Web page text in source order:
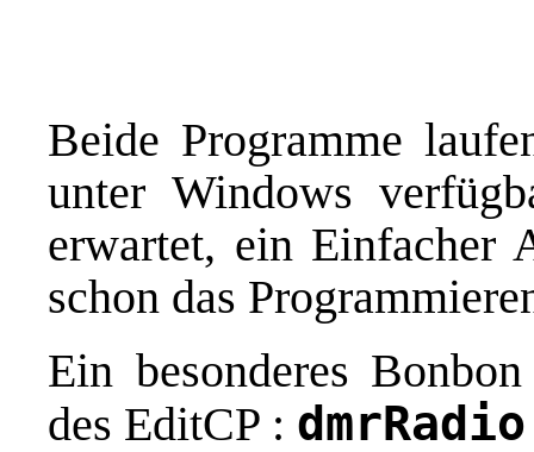
Beide Programme
unter Windows
erwartet, ein
schon das
Ein besonderes
des EditCP : dmrRadio